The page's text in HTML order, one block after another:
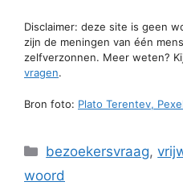
Disclaimer: deze site is geen
zijn de meningen van één
zelfverzonnen. Meer weten?
vragen.
Bron foto: Plato Terentev,
Categorieën
bezoekersvraag,
woord